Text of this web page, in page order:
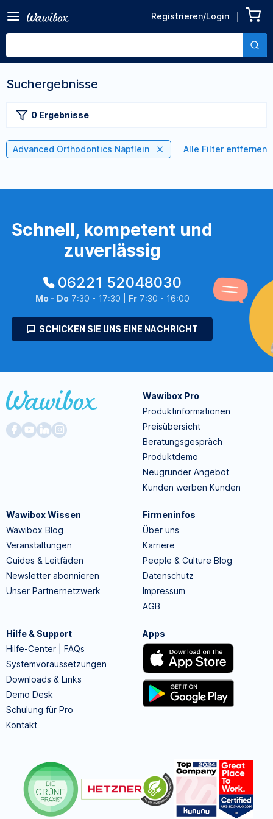
Registrieren/Login
Suchergebnisse
0 Ergebnisse
Advanced Orthodontics Näpflein Alle Filter entfernen
Schnell, kompetent und
zuverlässig
06221 52048030
Mo - Do 7:30 - 17:30 | Fr7:30 - 16:00
SCHICKEN SIE UNS EINE NACHRICHT
Wawibox Pro
Produktinformationen
Preisübersicht
Beratungsgespräch
Produktdemo
Neugründer Angebot
Kunden werben Kunden
Wawibox Wissen
Wawibox Blog
Veranstaltungen
Guides & Leitfäden
Newsletter abonnieren
Unser Partnernetzwerk
Firmeninfos
Über uns
Karriere
People & Culture Blog
Datenschutz
Impressum
AGB
Hilfe & Support
Hilfe-Center | FAQs
Systemvoraussetzungen
Downloads & Links
Demo Desk
Schulung für Pro
Kontakt
Apps